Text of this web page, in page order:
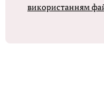
використанням